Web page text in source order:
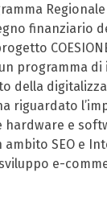
Regionale
finanziario
programma
della
riguardato
e
SEO e
sviluppo e-